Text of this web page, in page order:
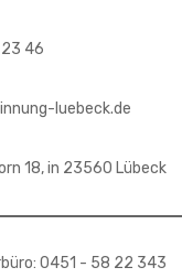
46
luebeck.de
18, in 23560 Lübeck
0451 - 58 22 343